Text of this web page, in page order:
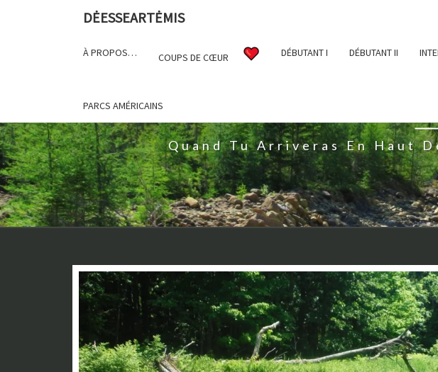
DĖESSEARTĖMIS
À PROPOS… COUPS DE CŒUR DÉBUTANT I DÉBUTANT II
PARCS AMÉRICAINS
Quand Tu Arriveras En Haut